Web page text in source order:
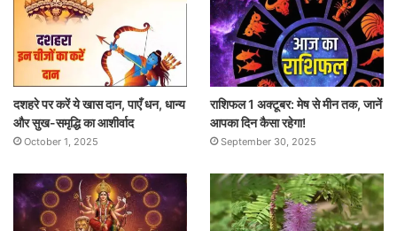
दशहरे पर करें ये खास दान, पाएँ धन, धान्य
और सुख-समृद्धि का आशीर्वाद
October 1, 2025
राशिफल 1 अक्टूबर: मेष से मीन तक, जानें
आपका दिन कैसा रहेगा!
September 30, 2025